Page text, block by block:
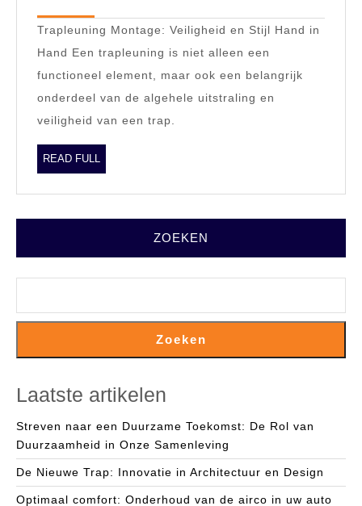
Montage
voor
een
Compleet
Trapleuning Montage: Veiligheid en Stijl Hand in
Hand Een trapleuning is niet alleen een
functioneel element, maar ook een belangrijk
onderdeel van de algehele uitstraling en
veiligheid van een trap.
READ FULL
FULL
ZOEKEN
Zoeken
Laatste artikelen
Streven naar een Duurzame Toekomst: De Rol van
Duurzaamheid in Onze Samenleving
De Nieuwe Trap: Innovatie in Architectuur en Design
Optimaal comfort: Onderhoud van de airco in uw auto